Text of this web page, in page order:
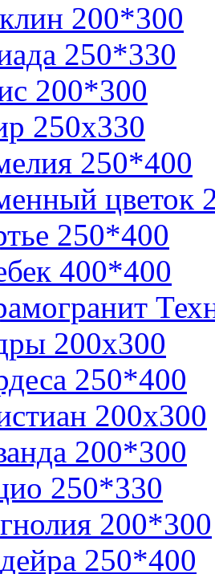
200*300
250*330
200*300
250х330
250*400
цветок
250*400
400*400
200х300
250*400
200х300
200*300
250*330
200*300
250*400